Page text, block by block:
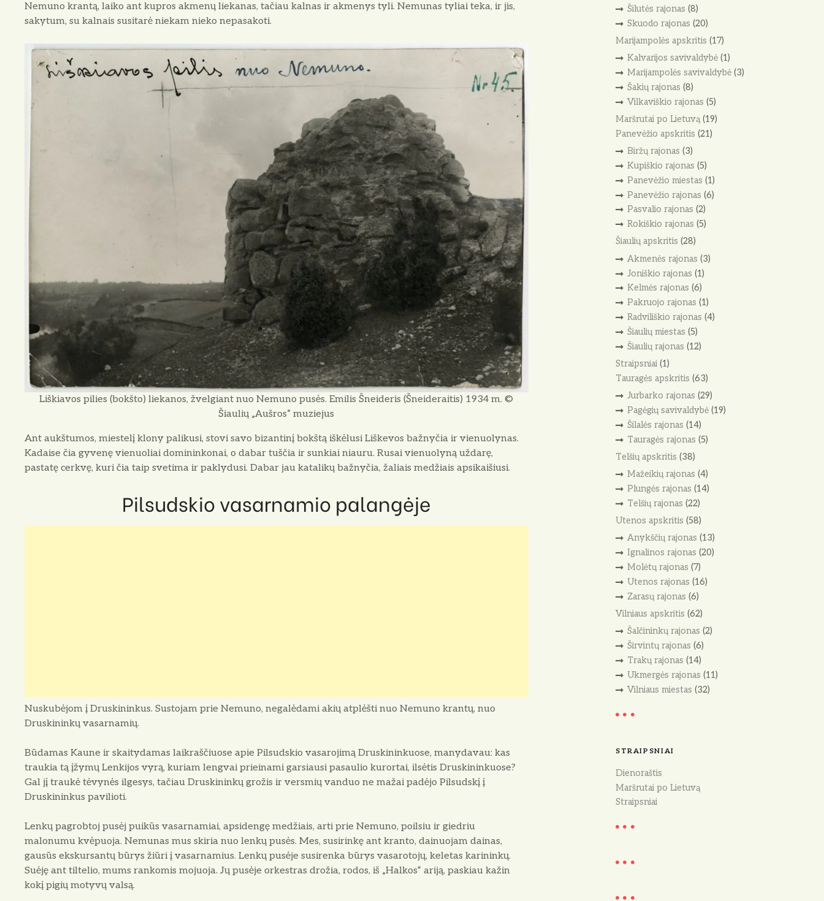
Nemuno krantą, laiko ant kupros akmenų liekanas, tačiau kalnas ir akmenys tyli. Nemunas tyliai teka, ir jis,
sakytum, su kalnais susitarė nie­kam nieko nepasakoti.
Liškiavos pilies (bokšto) liekanos, žvelgiant nuo Nemuno pusės. Emilis Šneideris (Šneideraitis) 1934 m. ©
Šiaulių „Aušros” muziejus
Ant aukštumos, miestelį klony palikusi, stovi savo bizantinį bokš­tą iškėlusi Liškevos bažnyčia ir vienuolynas.
Kadaise čia gyvenę vienuoliai domininkonai, o dabar tuščia ir sunkiai niauru. Rusai vie­nuolyną uždarę,
pastatę cerkvę, kuri čia taip svetima ir paklydusi. Dabar jau katalikų bažnyčia, ža­liais medžiais apsikaišiusi.
Pilsudskio vasarnamio palangėje
Nuskubėjom į Druskininkus. Sustojam prie Nemuno, negalėda­mi akių atplėšti nuo Nemuno krantų, nuo
Druskininkų vasarnamių.
Būdamas Kaune ir skaitydamas laikraščiuose apie Pilsudskio vasa­rojimą Druskininkuose, manydavau: kas
traukia tą įžymų Lenkijos vyrą, kuriam lengvai prieinami garsiausi pasaulio kurortai, ilsėtis Druskininkuose?
Gal jį traukė tė­vynės ilgesys, tačiau Druskininkų grožis ir versmių vanduo ne mažai padėjo Pilsudskį į
Druskininkus pavilioti.
Lenkų pagrobtoj pusėj puikūs vasarnamiai, apsidengę medžiais, arti prie Nemuno, poilsiu ir giedriu
malonumu kvėpuoja. Nemunas mus skiria nuo lenkų pusės. Mes, susirinkę ant kranto, dainuojam dainas,
gausūs ekskursantų būrys žiūri į vasarnamius. Lenkų pusėje susirenka būrys vasarotojų, keletas karininkų.
Suėję ant tiltelio, mums rankomis mojuoja. Jų pusė­je orkestras drožia, rodos, iš „Halkos“ ariją, paskiau kažin
kokį pi­gių motyvų valsą.
Šilutės rajonas (8)
Skuodo rajonas (20)
Marijampolės apskritis (17)
Kalvarijos savivaldybė(1)
Marijampolės savivaldybė(3)
Šakių rajonas (8)
Vilkaviškio rajonas (5)
Maršrutai po Lietuvą(19)
Panevėžio apskritis (21)
Biržų rajonas (3)
Kupiškio rajonas (5)
Panevėžio miestas (1)
Panevėžio rajonas (6)
Pasvalio rajonas (2)
Rokiškio rajonas (5)
Šiaulių apskritis (28)
Akmenės rajonas (3)
Joniškio rajonas (1)
Kelmės rajonas (6)
Pakruojo rajonas (1)
Radviliškio rajonas (4)
Šiaulių miestas (5)
Šiaulių rajonas (12)
Straipsniai (1)
Tauragės apskritis (63)
Jurbarko rajonas (29)
Pagėgių savivaldybė(19)
Šilalės rajonas (14)
Tauragės rajonas (5)
Telšių apskritis (38)
Mažeikių rajonas (4)
Plungės rajonas (14)
Telšių rajonas (22)
Utenos apskritis (58)
Anykščių rajonas (13)
Ignalinos rajonas (20)
Molėtų rajonas (7)
Utenos rajonas (16)
Zarasų rajonas (6)
Vilniaus apskritis (62)
Šalčininkų rajonas (2)
Širvintų rajonas (6)
Trakų rajonas (14)
Ukmergės rajonas (11)
Vilniaus miestas (32)
STRAIPSNIAI
Dienoraštis
Maršrutai po Lietuvą
Straipsniai